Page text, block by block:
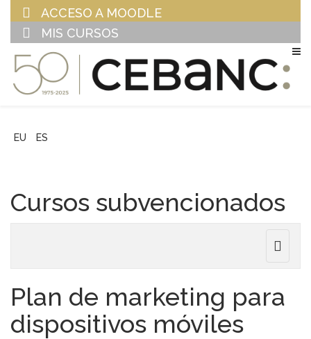
ACCESO A MOODLE
MIS CURSOS
EU ES
Cursos subvencionados
Toggle
Plan de marketing para
dispositivos móviles